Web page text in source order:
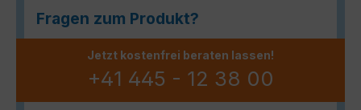
Fragen zum Produkt?
Jetzt kostenfrei beraten lassen!
+41 445 - 12 38 00